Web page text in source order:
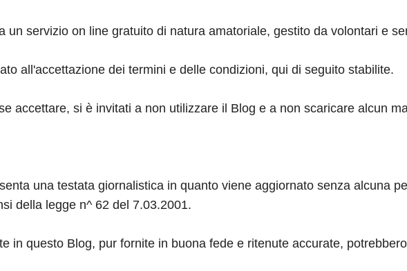
un servizio on line gratuito di natura amatoriale, gestito da volontari e
all'accettazione dei termini e delle condizioni, qui di seguito stabilite.
accettare, si è invitati a non utilizzare il Blog e a non scaricare alcun
una testata giornalistica in quanto viene aggiornato senza alcuna
della legge n^ 62 del 7.03.2001.
in questo Blog, pur fornite in buona fede e ritenute accurate,